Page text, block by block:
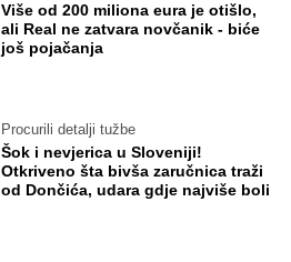
Više od 200 miliona eura je otišlo,
ali Real ne zatvara novčanik - biće
još pojačanja
Procurili detalji tužbe
Šok i nevjerica u Sloveniji!
Otkriveno šta bivša zaručnica traži
od Dončića, udara gdje najviše boli